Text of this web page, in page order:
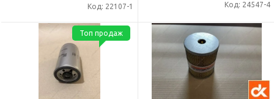
Код: 22107-1 Код: 24547-4
Топ продаж